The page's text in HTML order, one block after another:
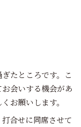
たところです。こ
会いする機会があ
お願いします。
合せに同席させて